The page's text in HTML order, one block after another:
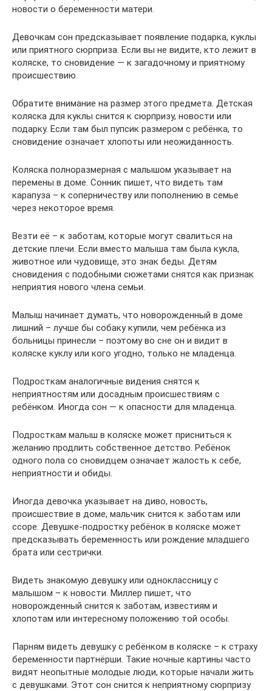
новости о беременности матери.
Девочкам сон предсказывает появление подарка, куклы
или приятного сюрприза. Если вы не видите, кто лежит в
коляске, то сновидение — к загадочному и приятному
происшествию.
Обратите внимание на размер этого предмета. Детская
коляска для куклы снится к сюрпризу, новости или
подарку. Если там был пупсик размером с ребёнка, то
сновидение означает хлопоты или неожиданность.
Коляска полноразмерная с малышом указывает на
перемены в доме. Сонник пишет, что видеть там
карапуза – к соперничеству или пополнению в семье
через некоторое время.
Везти её – к заботам, которые могут свалиться на
детские плечи. Если вместо малыша там была кукла,
животное или чудовище, это знак беды. Детям
сновидения с подобными сюжетами снятся как признак
неприятия нового члена семьи.
Малыш начинает думать, что новорожденный в доме
лишний – лучше бы собаку купили, чем ребёнка из
больницы принесли – поэтому во сне он и видит в
коляске куклу или кого угодно, только не младенца.
Подросткам аналогичные видения снятся к
неприятностям или досадным происшествиям с
ребёнком. Иногда сон — к опасности для младенца.
Подросткам малыш в коляске может присниться к
желанию продлить собственное детство. Ребёнок
одного пола со сновидцем означает жалость к себе,
неприятности и обиды.
Иногда девочка указывает на диво, новость,
происшествие в доме, мальчик снится к заботам или
ссоре. Девушке-подростку ребёнок в коляске может
предсказывать беременность или рождение младшего
брата или сестрички.
Видеть знакомую девушку или одноклассницу с
малышом – к новости. Миллер пишет, что
новорожденный снится к заботам, известиям и
хлопотам или интересному положению той особы.
Парням видеть девушку с ребёнком в коляске – к страху
беременности партнёрши. Такие ночные картины часто
видят неопытные молодые люди, которые начали жить
с девушками. Этот сон снится к неприятному сюрпризу